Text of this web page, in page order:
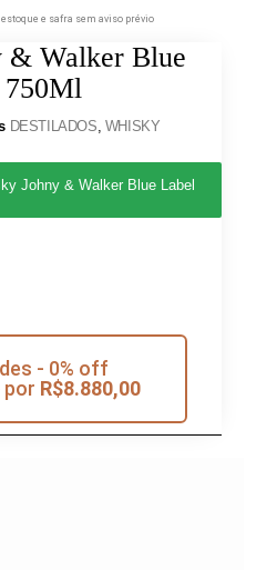
e safra sem aviso prévio
& Walker Blue
DESTILADOS, WHISKY
Johny & Walker Blue Label
- 0% off
por R$8.880,00